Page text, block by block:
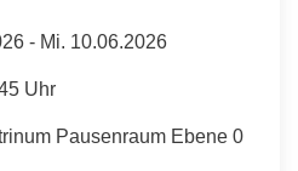
- Mi. 10.06.2026
Uhr
Pausenraum Ebene 0